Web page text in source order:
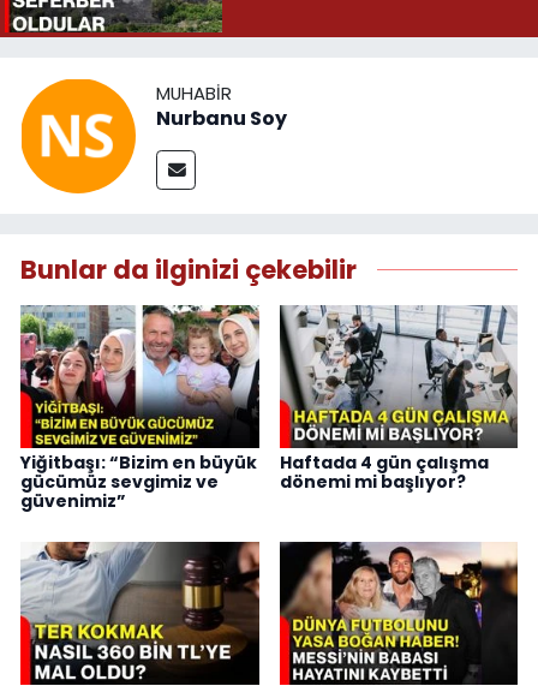
MUHABIR
Nurbanu Soy
Bunlar da ilginizi çekebilir
Yiğitbaşı: “Bizim en büyük
gücümüz sevgimiz ve
güvenimiz”
Haftada 4 gün çalışma
dönemi mi başlıyor?